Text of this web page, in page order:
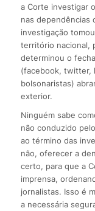
a Corte investigar
nas dependências
investigação
território nacional,
determinou o
(facebook, twitter,
bolsonaristas)
exterior.
Ninguém sabe
não conduzido
ao término das
não, oferecer a
certo, para que a
imprensa,
jornalistas. Isso é
a necessária